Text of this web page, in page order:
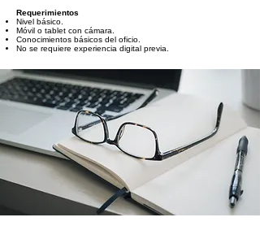
Requerimientos
Nivel básico.
Móvil o tablet con cámara.
Conocimientos básicos del oficio.
No se requiere experiencia digital previa.